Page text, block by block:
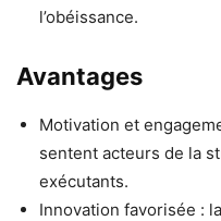
l’obéissance.
Avantages
Motivation et
sentent acteurs de la
exécutants.
Innovation favorisée :